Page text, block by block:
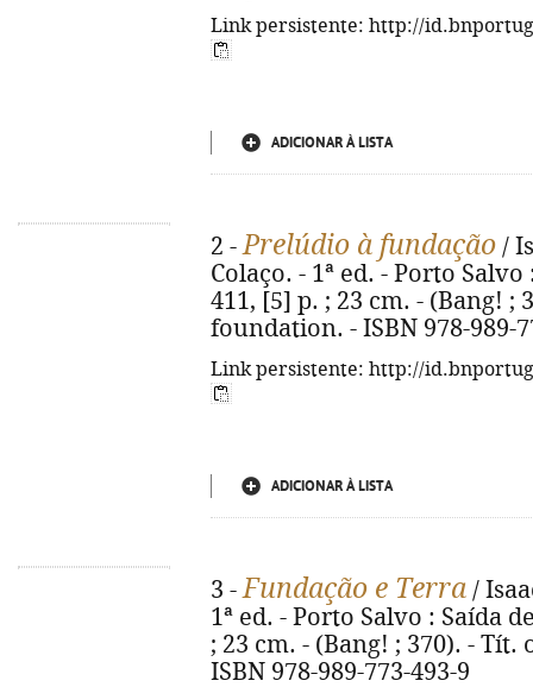
Link persistente: http://
ADICIONAR À LISTA
2 -Prelúdio à fundação /
Colaço. - 1ª ed. - Porto
411, [5] p. ; 23 cm. - (Bang!
foundation. - ISBN 978-989-
Link persistente: http://
ADICIONAR À LISTA
3 -Fundação e Terra /
1ª ed. - Porto Salvo : Saída
; 23 cm. - (Bang! ; 370). -
ISBN 978-989-773-493-9